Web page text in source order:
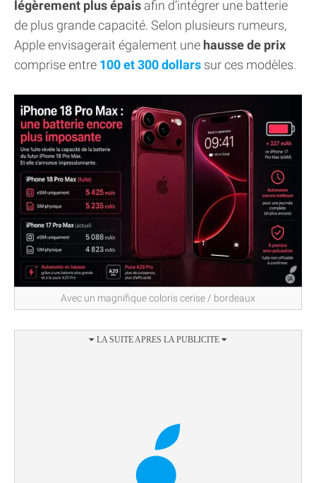
légèrement plus épais afin d’intégrer une batterie
de plus grande capacité. Selon plusieurs rumeurs,
Apple envisagerait également une hausse de prix
comprise entre 100 et 300 dollars sur ces modèles.
Avec un magnifique coloris cerise / bordeaux